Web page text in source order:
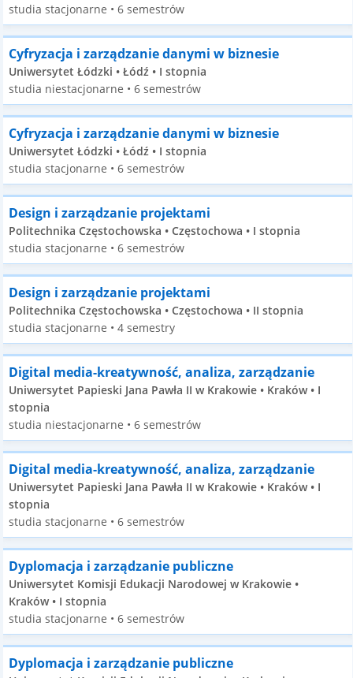
studia stacjonarne • 6 semestrów
Cyfryzacja i zarządzanie danymi w biznesie
Uniwersytet Łódzki • Łódź • I stopnia
studia niestacjonarne • 6 semestrów
Cyfryzacja i zarządzanie danymi w biznesie
Uniwersytet Łódzki • Łódź • I stopnia
studia stacjonarne • 6 semestrów
Design i zarządzanie projektami
Politechnika Częstochowska • Częstochowa • I stopnia
studia stacjonarne • 6 semestrów
Design i zarządzanie projektami
Politechnika Częstochowska • Częstochowa • II stopnia
studia stacjonarne • 4 semestry
Digital media-kreatywność, analiza, zarządzanie
Uniwersytet Papieski Jana Pawła II w Krakowie • Kraków • I
stopnia
studia niestacjonarne • 6 semestrów
Digital media-kreatywność, analiza, zarządzanie
Uniwersytet Papieski Jana Pawła II w Krakowie • Kraków • I
stopnia
studia stacjonarne • 6 semestrów
Dyplomacja i zarządzanie publiczne
Uniwersytet Komisji Edukacji Narodowej w Krakowie •
Kraków • I stopnia
studia stacjonarne • 6 semestrów
Dyplomacja i zarządzanie publiczne